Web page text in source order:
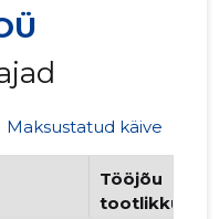
Maksustatud käive
Tööjõu
tootlikkus